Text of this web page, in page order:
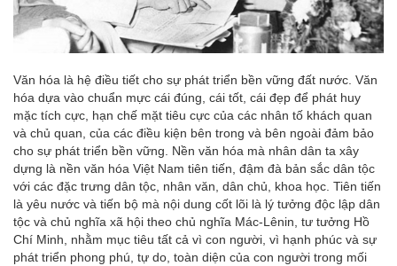
Văn hóa là hệ điều tiết cho sự phát triển bền vững đất nước. Văn
hóa dựa vào chuẩn mực cái đúng, cái tốt, cái đẹp để phát huy
mặc tích cực, hạn chế mặt tiêu cực của các nhân tố khách quan
và chủ quan, của các điều kiện bên trong và bên ngoài đảm bảo
cho sự phát triển bền vững. Nền văn hóa mà nhân dân ta xây
dựng là nền văn hóa Việt Nam tiên tiến, đậm đà bản sắc dân tộc
với các đặc trưng dân tộc, nhân văn, dân chủ, khoa học. Tiên tiến
là yêu nước và tiến bộ mà nội dung cốt lõi là lý tưởng độc lập dân
tộc và chủ nghĩa xã hội theo chủ nghĩa Mác-Lênin, tư tưởng Hồ
Chí Minh, nhằm mục tiêu tất cả vì con người, vì hạnh phúc và sự
phát triển phong phú, tự do, toàn diện của con người trong mối